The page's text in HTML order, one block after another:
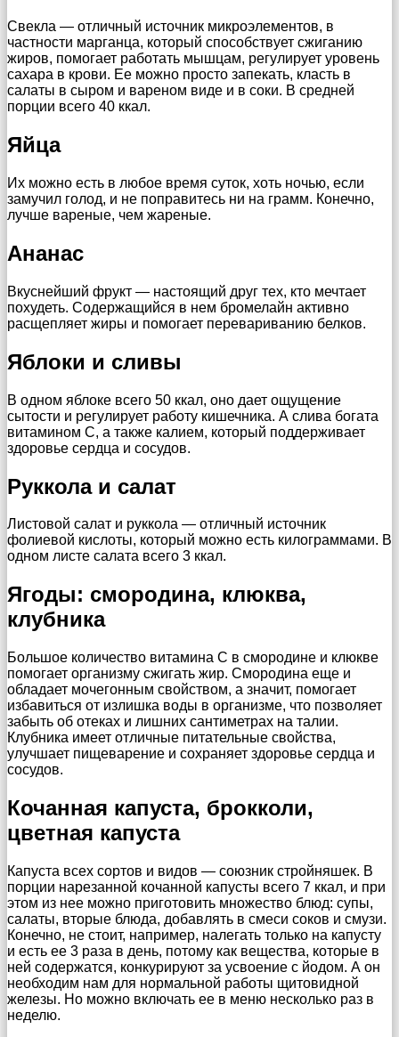
Свекла — отличный источник микроэлементов, в
частности марганца, который способствует сжиганию
жиров, помогает работать мышцам, регулирует уровень
сахара в крови. Ее можно просто запекать, класть в
салаты в сыром и вареном виде и в соки. В средней
порции всего 40 ккал.
Яйца
Их можно есть в любое время суток, хоть ночью, если
замучил голод, и не поправитесь ни на грамм. Конечно,
лучше вареные, чем жареные.
Ананас
Вкуснейший фрукт — настоящий друг тех, кто мечтает
похудеть. Содержащийся в нем бромелайн активно
расщепляет жиры и помогает перевариванию белков.
Яблоки и сливы
В одном яблоке всего 50 ккал, оно дает ощущение
сытости и регулирует работу кишечника. А слива богата
витамином С, а также калием, который поддерживает
здоровье сердца и сосудов.
Руккола и салат
Листовой салат и руккола — отличный источник
фолиевой кислоты, который можно есть килограммами. В
одном листе салата всего 3 ккал.
Ягоды: смородина, клюква,
клубника
Большое количество витамина С в смородине и клюкве
помогает организму сжигать жир. Смородина еще и
обладает мочегонным свойством, а значит, помогает
избавиться от излишка воды в организме, что позволяет
забыть об отеках и лишних сантиметрах на талии.
Клубника имеет отличные питательные свойства,
улучшает пищеварение и сохраняет здоровье сердца и
сосудов.
Кочанная капуста, брокколи,
цветная капуста
Капуста всех сортов и видов — союзник стройняшек. В
порции нарезанной кочанной капусты всего 7 ккал, и при
этом из нее можно приготовить множество блюд: супы,
салаты, вторые блюда, добавлять в смеси соков и смузи.
Конечно, не стоит, например, налегать только на капусту
и есть ее 3 раза в день, потому как вещества, которые в
ней содержатся, конкурируют за усвоение с йодом. А он
необходим нам для нормальной работы щитовидной
железы. Но можно включать ее в меню несколько раз в
неделю.